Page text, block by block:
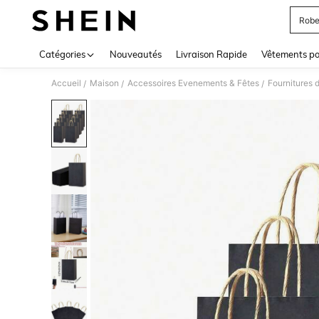
Catégories Nouveautés Livraison Rapide Vêtements
Accueil / Maison / Accessoires Evenements & Fêtes / Fournitures